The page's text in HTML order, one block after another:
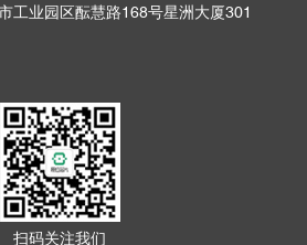
工业园区酝慧路168号星洲大厦301
扫码关注我们